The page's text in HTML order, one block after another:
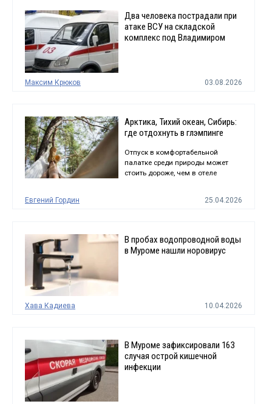
Два человека пострадали при
атаке ВСУ на складской
комплекс под Владимиром
Максим Крюков 03.08.2026
Арктика, Тихий океан, Сибирь:
где отдохнуть в глэмпинге
Отпуск в комфортабельной
палатке среди природы может
стоить дороже, чем в отеле
Евгений Гордин 25.04.2026
В пробах водопроводной воды
в Муроме нашли норовирус
Хава Кадиева 10.04.2026
В Муроме зафиксировали 163
случая острой кишечной
инфекции